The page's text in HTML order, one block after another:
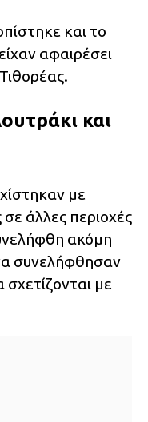
και το
αφαιρέσει
και
με
σε άλλες περιοχές
ακόμη
συνελήφθησαν
με